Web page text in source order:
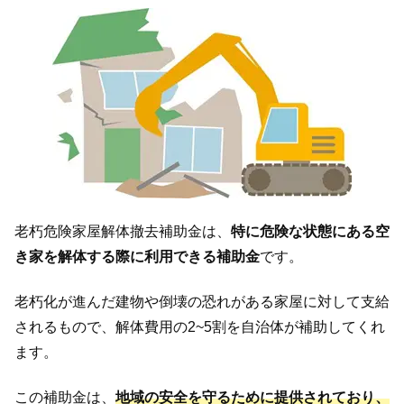
老朽危険家屋解体撤去補助金は、 特に危険な状態にある空
き家を解体する際に利用できる補助金です。
老朽化が進んだ建物や倒壊の恐れがある家屋に対して支給
されるもので、解体費用の2~5割を自治体が補助してくれ
ます。
この補助金は、 地域の安全を守るために提供されており、